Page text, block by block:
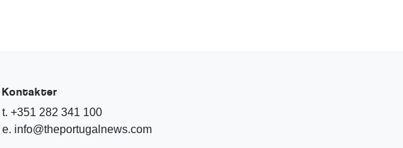
Kontakter
t. +351 282 341 100
e. info@theportugalnews.com